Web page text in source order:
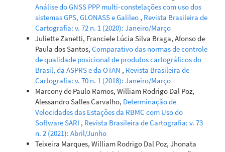
Análise do GNSS PPP multi-constelações com uso dos
sistemas GPS, GLONASS e Galileo , Revista Brasileira de
Cartografia: v. 72 n. 1 (2020): Janeiro/Março
Juliette Zanetti, Franciele Lúcia Silva Braga, Afonso de
Paula dos Santos, Comparativo das normas de controle
de qualidade posicional de produtos cartográficos do
Brasil, da ASPRS e da OTAN , Revista Brasileira de
Cartografia: v. 70 n. 1 (2018): Janeiro/Março
Marcony de Paulo Ramos, William Rodrigo Dal Poz,
Alessandro Salles Carvalho, Determinação de
Velocidades das Estações da RBMC com Uso do
Software SARI , Revista Brasileira de Cartografia: v. 73
n. 2 (2021): Abril/Junho
Teixeira Marques, William Rodrigo Dal Poz, Jhonata